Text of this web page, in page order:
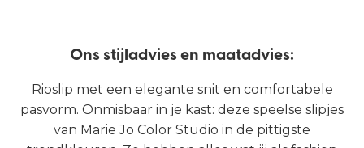
Ons stijladvies en maatadvies:
Rioslip met een elegante snit en comfortabele
pasvorm. Onmisbaar in je kast: deze speelse slipjes
van Marie Jo Color Studio in de pittigste